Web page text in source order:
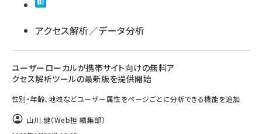
アクセス解析／データ分析
ユーザーローカルが携帯サイト向けの無料ア
クセス解析ツールの最新版を提供開始
性別・年齢、地域などユーザー属性をページごとに分析できる機能を追加
山川 健（Web担 編集部）